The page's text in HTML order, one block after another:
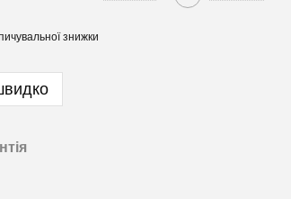
знижки